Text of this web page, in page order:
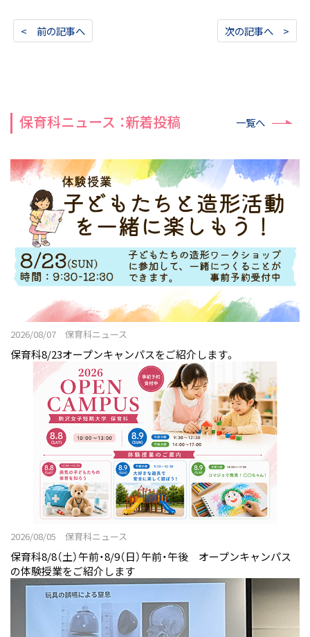
< 前の記事へ 次の記事へ >
保育科ニュース ：新着投稿 一覧へ
2026/08/07 保育科ニュース
保育科8/23オープンキャンパスをご紹介します。
2026/08/05 保育科ニュース
保育科8/8（土）午前・8/9（日）午前・午後 オープンキャンパス
の体験授業をご紹介します